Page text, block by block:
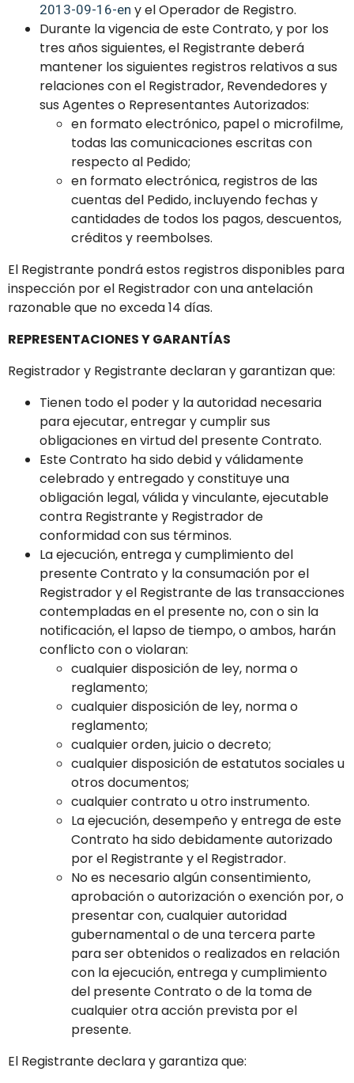
2013-09-16-en y el Operador de Registro.
Durante la vigencia de este Contrato, y por los
tres años siguientes, el Registrante deberá
mantener los siguientes registros relativos a sus
relaciones con el Registrador, Revendedores y
sus Agentes o Representantes Autorizados:
en formato electrónico, papel o microfilme,
todas las comunicaciones escritas con
respecto al Pedido;
en formato electrónica, registros de las
cuentas del Pedido, incluyendo fechas y
cantidades de todos los pagos, descuentos,
créditos y reembolses.
El Registrante pondrá estos registros disponibles para
inspección por el Registrador con una antelación
razonable que no exceda 14 días.
REPRESENTACIONES Y GARANTÍAS
Registrador y Registrante declaran y garantizan que:
Tienen todo el poder y la autoridad necesaria
para ejecutar, entregar y cumplir sus
obligaciones en virtud del presente Contrato.
Este Contrato ha sido debid y válidamente
celebrado y entregado y constituye una
obligación legal, válida y vinculante, ejecutable
contra Registrante y Registrador de
conformidad con sus términos.
La ejecución, entrega y cumplimiento del
presente Contrato y la consumación por el
Registrador y el Registrante de las transacciones
contempladas en el presente no, con o sin la
notificación, el lapso de tiempo, o ambos, harán
conflicto con o violaran:
cualquier disposición de ley, norma o
reglamento;
cualquier disposición de ley, norma o
reglamento;
cualquier orden, juicio o decreto;
cualquier disposición de estatutos sociales u
otros documentos;
cualquier contrato u otro instrumento.
La ejecución, desempeño y entrega de este
Contrato ha sido debidamente autorizado
por el Registrante y el Registrador.
No es necesario algún consentimiento,
aprobación o autorización o exención por, o
presentar con, cualquier autoridad
gubernamental o de una tercera parte
para ser obtenidos o realizados en relación
con la ejecución, entrega y cumplimiento
del presente Contrato o de la toma de
cualquier otra acción prevista por el
presente.
El Registrante declara y garantiza que: